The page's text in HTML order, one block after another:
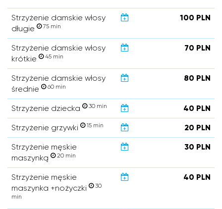
Strzyżenie damskie włosy
długie
75 min
100 PLN
Strzyżenie damskie włosy
krótkie
45 min
70 PLN
Strzyżenie damskie włosy
średnie
60 min
80 PLN
Strzyżenie dziecka 30 min 40 PLN
Strzyżenie grzywki 15 min 20 PLN
Strzyżenie męskie
maszynką
20 min
30 PLN
Strzyżenie męskie
maszynka +nożyczki
30
min
40 PLN